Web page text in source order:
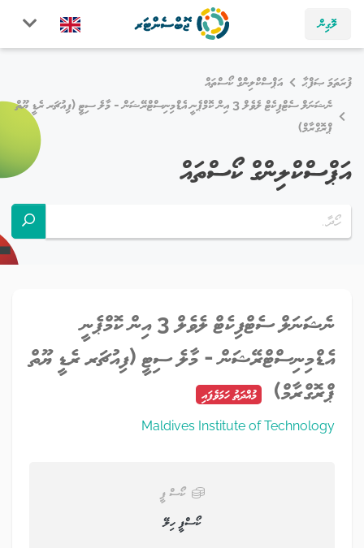
ލޮގިން
ފުރަތަމަ ޞަފްޙާ
އަޕްސްކްލިންގް ކޯސްތައް
ނެޝަނަލް ސެޓްފިކެޓް ލެވެލް 3 އިން ކޮމްޕެނީ އެޑްމިނިސްޓްރޭޝަން - މާލެ ސިޓީ (ފިއުޗަރ ރެޑީ ޔޫތް
ޕްރޮގްރާމް)
އަޕްސްކްލިންގް ކޯސްތައް
ނެޝަނަލް ސެޓްފިކެޓް ލެވެލް 3 އިން ކޮމްޕެނީ
އެޑްމިނިސްޓްރޭޝަން - މާލެ ސިޓީ (ފިއުޗަރ ރެޑީ ޔޫތް
ޕްރޮގްރާމް)
މުއްދަތު ހަމަވެފައި
Maldives Institute of Technology
ކޯސް ފީ
ކޯސްފީ ހިލޭ